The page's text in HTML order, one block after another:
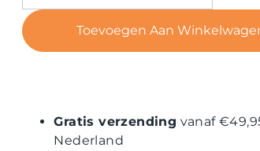
Toevoegen Aan
Gratis verzending vanaf
Nederland